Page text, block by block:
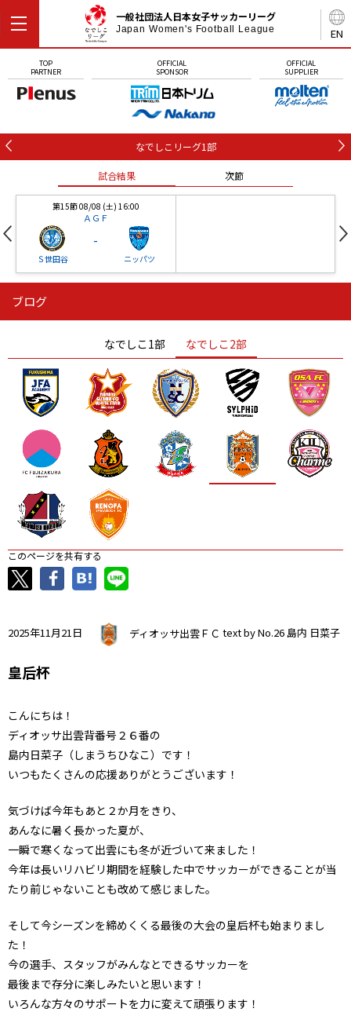
EN
一般社団法人日本女子サッカーリーグ
Japan Women's Football League
TOP
PARTNER
OFFICIAL
SPONSOR
OFFICIAL
SUPPLIER
なでしこリーグ1部
試合結果 次節
第15節 08/08 (土) 16:00
ＡＧＦ
Ｓ世田谷
-
ニッパツ
ニッパツ
ニッパツ 名古屋
石人の星
静岡 愛媛Ｌ
ブログ
なでしこ1部 なでしこ2部
このページを共有する
2025年11月21日 ディオッサ出雲ＦＣ text by No.26 島内 日菜子
皇后杯
こんにちは！
ディオッサ出雲背番号２６番の
島内日菜子（しまうちひなこ）です！
いつもたくさんの応援ありがとうございます！
気づけば今年もあと２か月をきり、
あんなに暑く長かった夏が、
一瞬で寒くなって出雲にも冬が近づいて来ました！
今年は長いリハビリ期間を経験した中でサッカーができることが当
たり前じゃないことも改めて感じました。
そして今シーズンを締めくくる最後の大会の皇后杯も始まりまし
た！
今の選手、スタッフがみんなとできるサッカーを
最後まで存分に楽しみたいと思います！
いろんな方々のサポートを力に変えて頑張ります！